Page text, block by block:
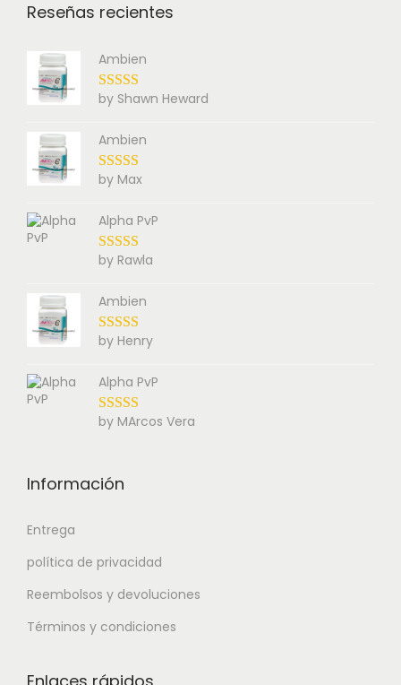
Reseñas recientes
Ambien
by Shawn Heward
Ambien
by Max
Alpha PvP
by Rawla
Ambien
by Henry
Alpha PvP
by MArcos Vera
Información
Entrega
política de privacidad
Reembolsos y devoluciones
Términos y condiciones